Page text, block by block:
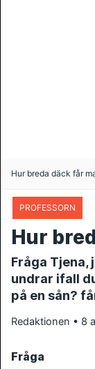
Hur breda däck får
PROFESSORN
Hur
Fråga
undrar ifall
på en sån?
Redaktionen • 8
Fråga